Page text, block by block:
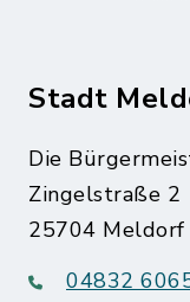
Stadt
Die
Zingelstraße 2
25704 Meldorf
04832